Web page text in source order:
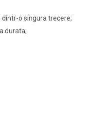
dintr-o singura trecere;
durata;